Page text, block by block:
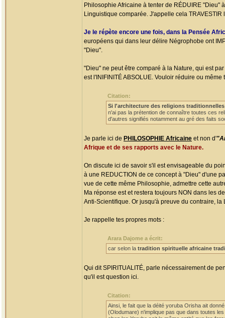
Philosophie Africaine à tenter de RÉDUIRE
Linguistique comparée. J'appelle cela
Je le répète encore une fois, dans la Pensée
européens qui dans leur délire Négrophobe ont
"Dieu".
"Dieu" ne peut être comparé à la Nature, qui est
est l'INIFINITÉ ABSOLUE. Vouloir réduire ou
Citation:
Si l'architecture des religions
n'ai pas la prétention de connaître toutes ces
d'autres signifiés notamment au gré des faits
Je parle ici de PHILOSOPHIE Africaine et non d'
Afrique et de ses rapports avec le Nature.
On discute ici de savoir s'il est envisageable du
à une REDUCTION de ce concept à "Dieu" d'une
vue de cette même Philosophie, admettre cette
Ma réponse est et restera toujours NON dans les
Anti-Scientifique. Or jusqu'à preuve du contraire,
Je rappelle tes propres mots :
Arara Dajome a écrit:
car selon la tradition spirituelle africaine
Qui dit SPIRITUALITÉ, parle nécessairement de
qu'il est question ici.
Citation:
Ainsi, le fait que la déité yoruba Orisha ait
(Olodumare) n'implique pas que dans toutes